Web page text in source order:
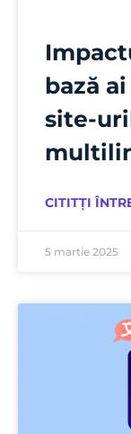
bază
site-
CITITȚI
5 martie 2025